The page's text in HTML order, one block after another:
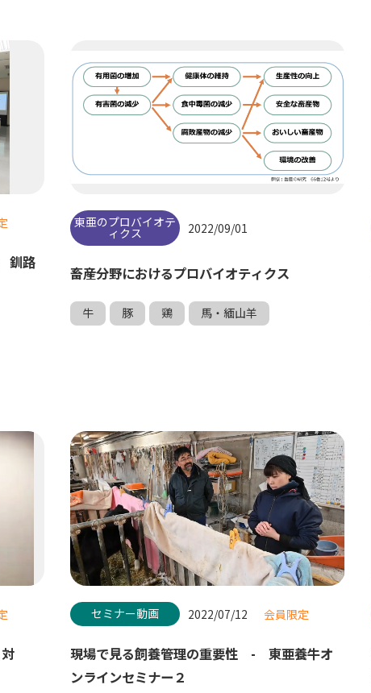
釧路
東亜のプロバイオテ
ィクス 2022/09/01
畜産分野におけるプロバイオティクス
牛 豚 鶏 馬・緬山羊
セミナー動画 2022/07/12 会員限定
現場で見る飼養管理の重要性 - 東亜養牛オ
ンラインセミナー２